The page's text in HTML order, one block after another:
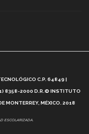
Tec? (video)
Artificial, Paola
C.P. 64849 |
8358-2000 D.R.© INSTITUTO
MONTERREY, MÉXICO. 2018
ESCOLARIZADA.